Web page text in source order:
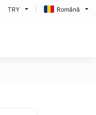
TRY Română